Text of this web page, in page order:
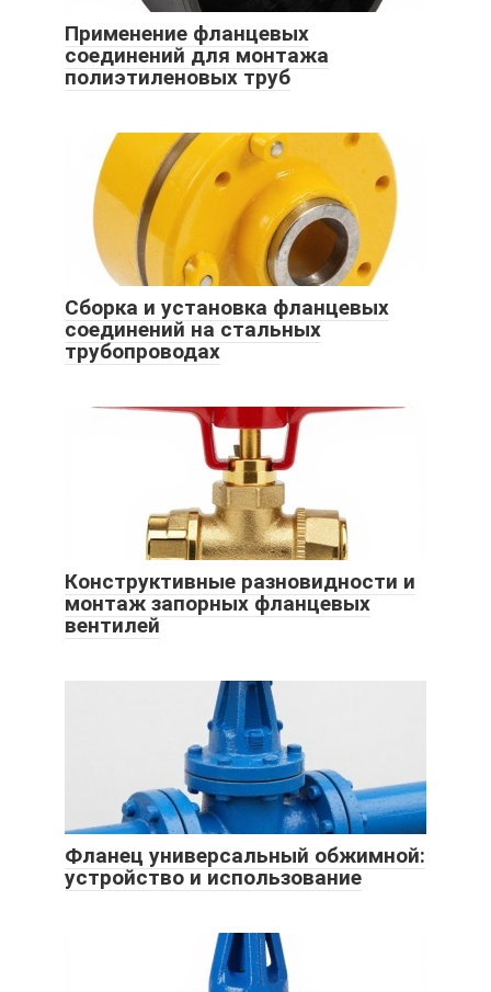
Применение фланцевых
соединений для монтажа
полиэтиленовых труб
Сборка и установка фланцевых
соединений на стальных
трубопроводах
Конструктивные разновидности и
монтаж запорных фланцевых
вентилей
Фланец универсальный обжимной:
устройство и использование